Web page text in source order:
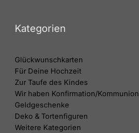
Kategorien
Glückwunschkarten
Für Deine Hochzeit
Zur Taufe des Kindes
Wir haben Konfirmation/Kommunion
Geldgeschenke
Deko & Tortenfiguren
Weitere Kategorien